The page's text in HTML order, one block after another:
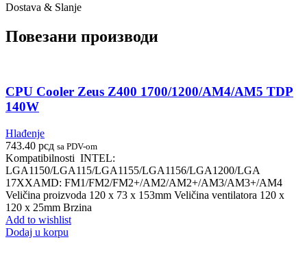
Dostava & Slanje
Повезани производи
CPU Cooler Zeus Z400 1700/1200/AM4/AM5 TDP
140W
Hlađenje
743.40 рсд sa PDV-om
Kompatibilnosti INTEL:
LGA1150/LGA115/LGA1155/LGA1156/LGA1200/LGA
17XXAMD: FM1/FM2/FM2+/AM2/AM2+/AM3/AM3+/AM4
Veličina proizvoda 120 x 73 x 153mm Veličina ventilatora 120 x
120 x 25mm Brzina
Add to wishlist
Dodaj u korpu